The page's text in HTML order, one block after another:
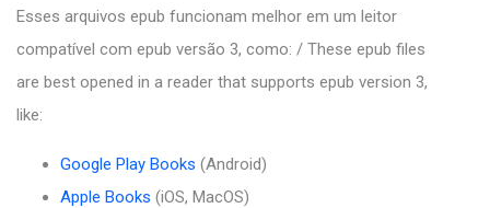
Esses arquivos epub funcionam melhor em um leitor
compatível com epub versão 3, como: / These epub files
are best opened in a reader that supports epub version 3,
like:
Google Play Books (Android)
Apple Books (iOS, MacOS)